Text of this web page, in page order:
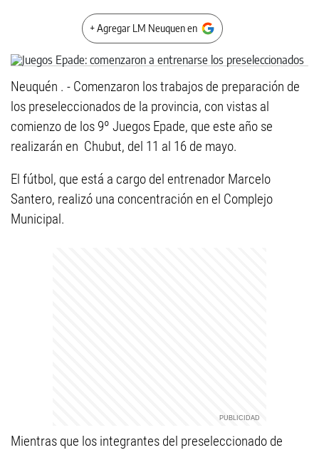
+ Agregar LM Neuquen en
Neuquén . - Comenzaron los trabajos de preparación de
los preseleccionados de la provincia, con vistas al
comienzo de los 9º Juegos Epade, que este año se
realizarán en Chubut, del 11 al 16 de mayo.
El fútbol, que está a cargo del entrenador Marcelo
Santero, realizó una concentración en el Complejo
Municipal.
Mientras que los integrantes del preseleccionado de